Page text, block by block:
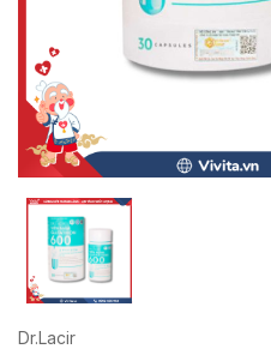
Dr.Lacir